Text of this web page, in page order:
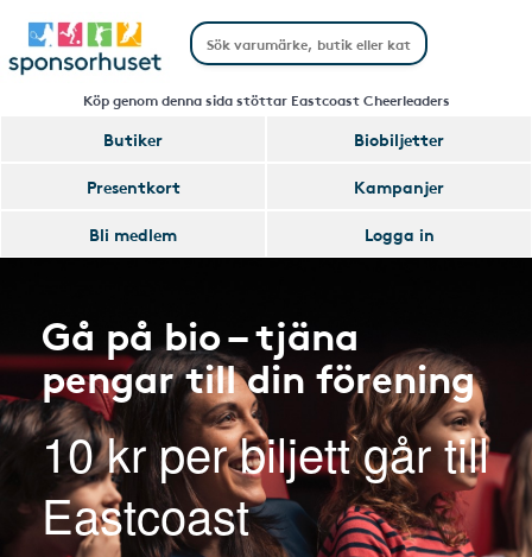
Köp genom denna sida stöttar Eastcoast Cheerleaders
Butiker
Biobiljetter
Presentkort
Kampanjer
Bli medlem
Logga in
Gå på bio – tjäna
pengar till din förening
10 kr per biljett går till
Eastcoast